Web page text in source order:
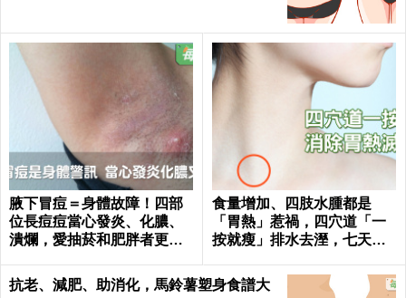
腋下冒痘＝身體故障！四部
位長痘痘當心發炎、化膿、
潰爛，愛抽菸和肥胖者更要
食量增加、四肢水腫都是
「胃熱」惹禍，四穴道「一
按就瘦」排水去溼，七天瘦
h
抗老、減肥、助消化，馬鈴薯塑身食譜大